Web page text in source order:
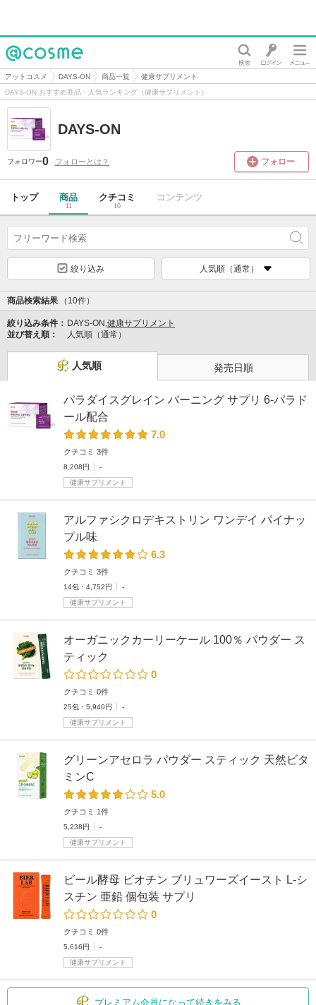
@cosme
アットコスメ DAYS-ON 商品一覧
健康サプリメント
DAYS-ON おすすめ商品・人気ランキング（健康サプリメント）
DAYS-ON
フォロワー0 フォローとは？ フォロー
トップ 商品
11
クチコミ
10
コンテンツ
絞り込み 人気順（通常）
商品検索結果 （10件）
絞り込み条件： DAYS-ON,健康サプリメント
並び替え順：
人気順（通常）
人気順 発売日順
パラダイスグレイン バーニング サプリ 6-パラド
ール配合
7.0
クチコミ 3件
8,208円
-
健康サプリメント
アルファシクロデキストリン ワンデイ パイナッ
プル味
6.3
クチコミ 3件
14包・4,752円
-
健康サプリメント
オーガニックカーリーケール 100％ パウダー ス
ティック
0
クチコミ 0件
25包・5,940円
-
健康サプリメント
グリーンアセロラ パウダー スティック 天然ビタ
ミンC
5.0
クチコミ 1件
5,238円
-
健康サプリメント
ビール酵母 ビオチン ブリュワーズイースト L-シ
スチン 亜鉛 個包装 サプリ
0
クチコミ 0件
5,616円
-
健康サプリメント
プレミアム会員になって続きをみる